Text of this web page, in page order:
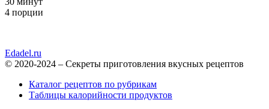
4 порции
Edadel.ru
© 2020-2024 – Секреты приготовления вкусных рецептов
Каталог рецептов по рубрикам
Таблицы калорийности продуктов